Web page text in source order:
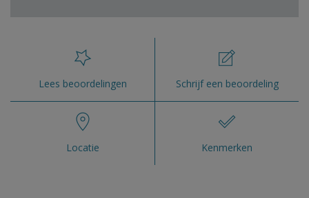
Lees beoordelingen Schrijf een beoordeling
Locatie Kenmerken